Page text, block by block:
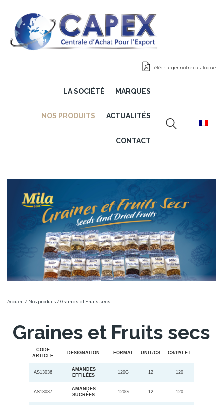
Télécharger notre catalogue
LA SOCIÉTÉ MARQUES
NOS PRODUITS ACTUALITÉS
CONTACT
Accueil / Nos produits / Graines et Fruits secs
Graines et Fruits secs
CODE
ARTICLE
DESIGNATION FORMAT UNIT/CS CS/PALET
AS13036
AMANDES
EFFILÉES
120G 12 120
AS13037
AMANDES
SUCRÉES
120G 12 120